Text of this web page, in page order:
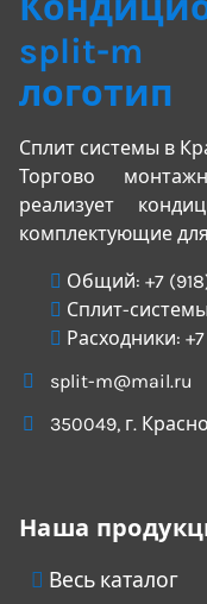
Сплит системы в
Торгово
реализует
комплектующие
Общий: +7
Сплит-
Расходники:
split-m@mail.ru
350049, г.
Наша
Весь каталог